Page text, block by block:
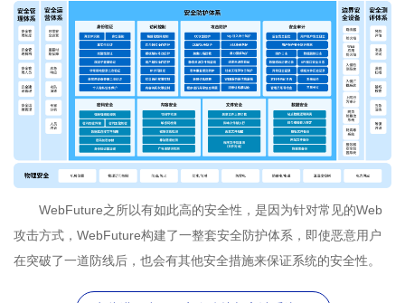
WebFuture之所以有如此高的安全性，是因为针对常见的Web
攻击方式，WebFuture构建了一整套安全防护体系，即使恶意用户
在突破了一道防线后，也会有其他安全措施来保证系统的安全性。